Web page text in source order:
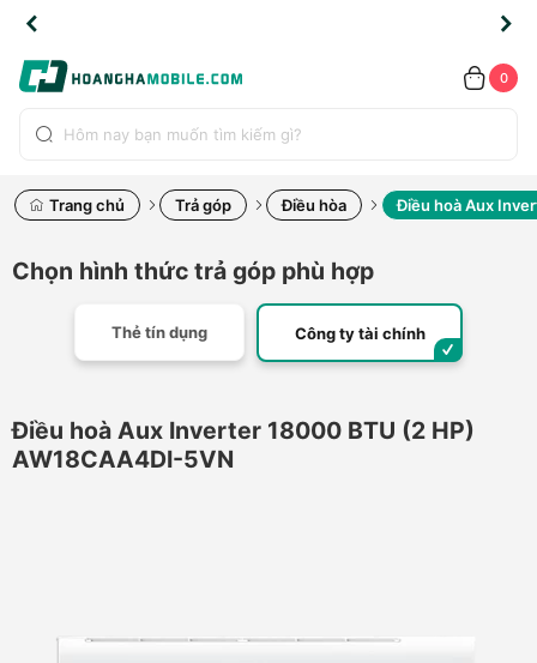
0
Trang chủ Trả góp Điều hòa Điều hoà Aux
Chọn hình thức trả góp phù hợp
Thẻ tín dụng Công ty tài chính
Điều hoà Aux Inverter 18000 BTU (2 HP)
AW18CAA4DI-5VN